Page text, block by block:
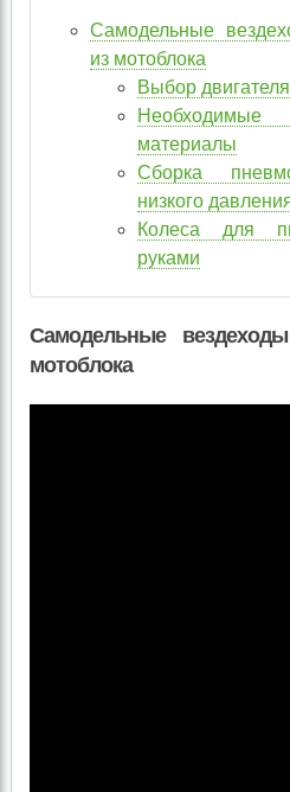
Самодельные
из мотоблока
Выбор двигателя
материалы
Сборка
низкого
Колеса для
руками
Самодельные
мотоблока